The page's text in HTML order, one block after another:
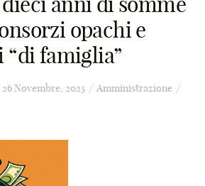
opachi e
“di famiglia”
26 Novembre, 2025
Amministrazione